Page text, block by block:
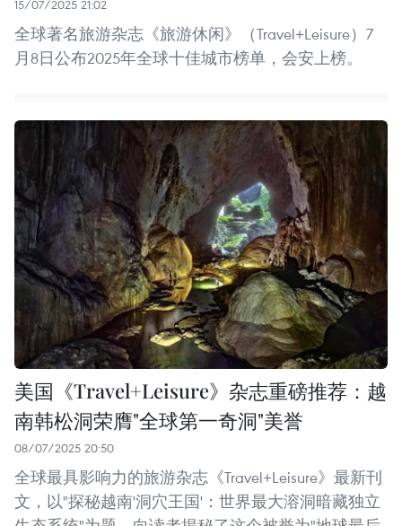
15/07/2025 21:02
全球著名旅游杂志《旅游休闲》（Travel+Leisure）7
月8日公布2025年全球十佳城市榜单，会安上榜。
美国《Travel+Leisure》杂志重磅推荐：越
南韩松洞荣膺"全球第一奇洞"美誉
08/07/2025 20:50
全球最具影响力的旅游杂志《Travel+Leisure》最新刊
文，以"探秘越南'洞穴王国'：世界最大溶洞暗藏独立